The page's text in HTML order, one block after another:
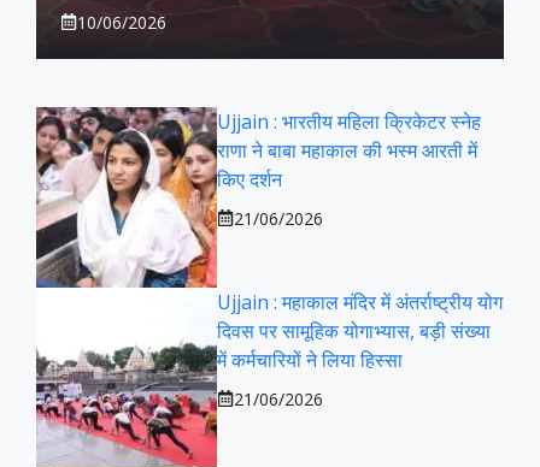
10/06/2026
Ujjain : भारतीय महिला क्रिकेटर स्नेह
राणा ने बाबा महाकाल की भस्म आरती में
किए दर्शन
21/06/2026
Ujjain : महाकाल मंदिर में अंतर्राष्ट्रीय योग
दिवस पर सामूहिक योगाभ्यास, बड़ी संख्या
में कर्मचारियों ने लिया हिस्सा
21/06/2026